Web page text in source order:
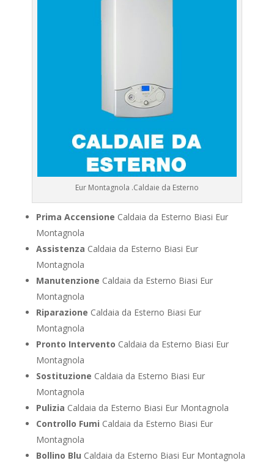
Eur Montagnola .Caldaie da Esterno
Prima Accensione Caldaia da Esterno Biasi Eur
Montagnola
Assistenza Caldaia da Esterno Biasi Eur
Montagnola
Manutenzione Caldaia da Esterno Biasi Eur
Montagnola
Riparazione Caldaia da Esterno Biasi Eur
Montagnola
Pronto Intervento Caldaia da Esterno Biasi Eur
Montagnola
Sostituzione Caldaia da Esterno Biasi Eur
Montagnola
Pulizia Caldaia da Esterno Biasi Eur Montagnola
Controllo Fumi Caldaia da Esterno Biasi Eur
Montagnola
Bollino Blu Caldaia da Esterno Biasi Eur Montagnola